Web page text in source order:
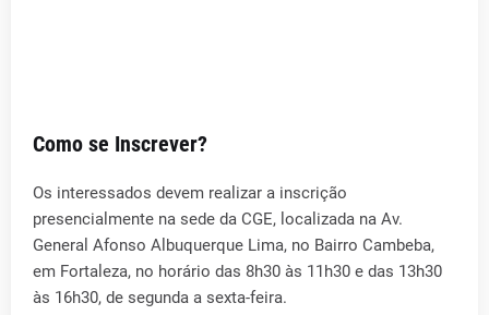
Como se Inscrever?
Os interessados devem realizar a inscrição
presencialmente na sede da CGE, localizada na Av.
General Afonso Albuquerque Lima, no Bairro Cambeba,
em Fortaleza, no horário das 8h30 às 11h30 e das 13h30
às 16h30, de segunda a sexta-feira.